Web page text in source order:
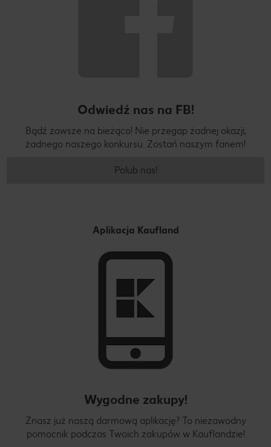
Odwiedź nas na FB!
Bądź zawsze na bieżąco! Nie przegap żadnej okazji,
żadnego naszego konkursu. Zostań naszym fanem!
Polub nas!
Aplikacja Kaufland
Wygodne zakupy!
Znasz już naszą darmową aplikację? To niezawodny
pomocnik podczas Twoich zakupów w Kauflandzie!